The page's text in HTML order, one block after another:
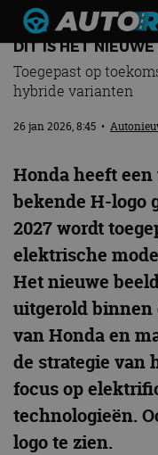
Podcast
Autotests
Adverteren
Contact
MotorRAI.nl
DIT IS HET
Toegepast op
hybride varianten
26 jan 2026, 8:45 •
Honda heeft
bekende H-logo
2027 wordt
elektrische
Het nieuwe
uitgerold binnen
van Honda en
de strategie van
focus op
technologieën.
logo te zien.